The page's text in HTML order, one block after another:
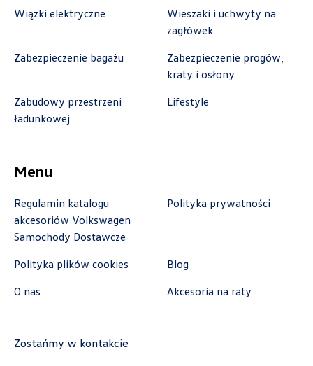
zamowienia@autoremo.pl
ul. Komisji Edukacji Narodowej 49, Stalowa
ul. Łódzka 27, Zduńska Wola
Wiązki elektryczne
Wieszaki i uchwyty na
zagłówek
Zabezpieczenie bagażu
Zabezpieczenie progów,
kraty i osłony
Zabudowy przestrzeni
ładunkowej
Lifestyle
Menu
Regulamin katalogu
akcesoriów Volkswagen
Samochody Dostawcze
Polityka prywatności
Polityka plików cookies
Blog
O nas
Akcesoria na raty
Zostańmy w kontakcie